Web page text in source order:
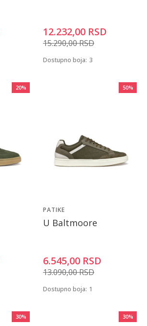
12.232,00 RSD
15.290,00RSD
Dostupno boja: 3
20% 50%
PATIKE
U Baltmoore
6.545,00 RSD
13.090,00RSD
Dostupno boja: 1
30% 30%